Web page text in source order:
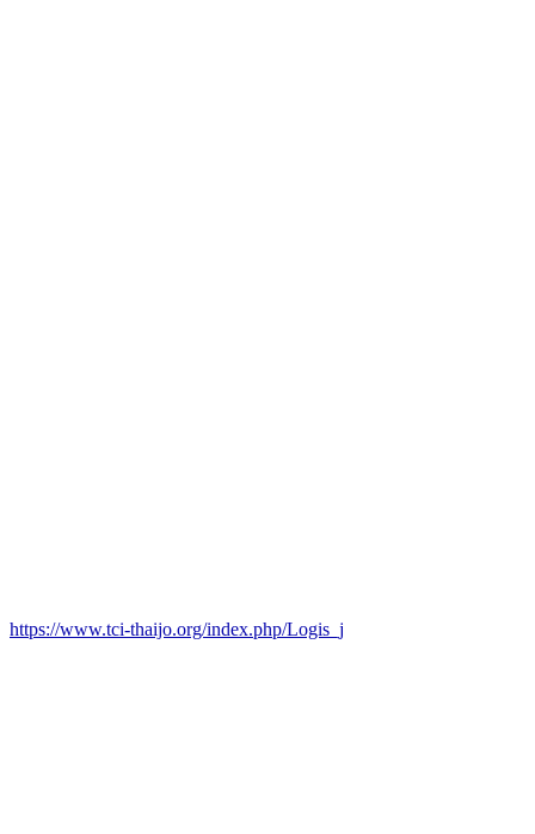
https://www.tci-thaijo.org/index.php/Logis_j